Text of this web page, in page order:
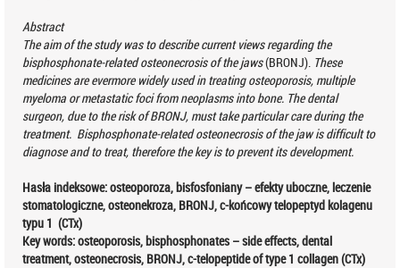
Abstract
The aim of the study was to describe current views regardingthe
bisphosphonate-relatedosteonecrosis of the jaws(BRONJ). These
medicines are evermore widely used in treating osteoporosis, multiple
myeloma or metastatic foci from neoplasms into bone. The dental
surgeon, due to the risk of BRONJ, must take particular care during the
treatment. Bisphosphonate-related osteonecrosis of the jawis difficult to
diagnoseand to treat, therefore the key is to prevent its development.
Hasła indeksowe: osteoporoza, bisfosfoniany – efekty uboczne, leczenie
stomatologiczne, osteonekroza, BRONJ, c-końcowy telopeptyd kolagenu
typu 1 (CTx)
Key words: osteoporosis, bisphosphonates – side effects, dental
treatment, osteonecrosis, BRONJ, c-telopeptide of type 1 collagen (CTx)